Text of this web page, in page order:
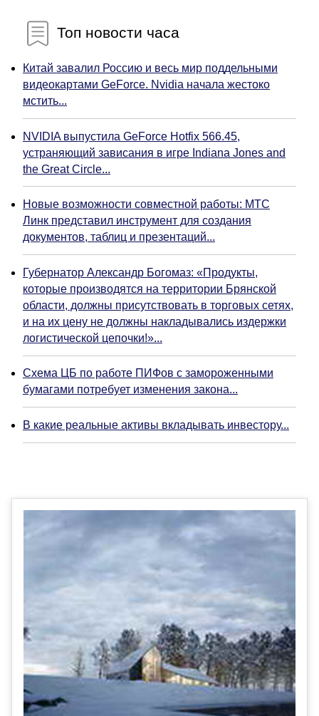
Топ новости часа
Китай завалил Россию и весь мир поддельными
видеокартами GeForce. Nvidia начала жестоко
мстить...
NVIDIA выпустила GeForce Hotfix 566.45,
устраняющий зависания в игре Indiana Jones and
the Great Circle...
Новые возможности совместной работы: МТС
Линк представил инструмент для создания
документов, таблиц и презентаций...
Губернатор Александр Богомаз: «Продукты,
которые производятся на территории Брянской
области, должны присутствовать в торговых сетях,
и на их цену не должны накладывались издержки
логистической цепочки!»...
Схема ЦБ по работе ПИФов с замороженными
бумагами потребует изменения закона...
В какие реальные активы вкладывать инвестору...